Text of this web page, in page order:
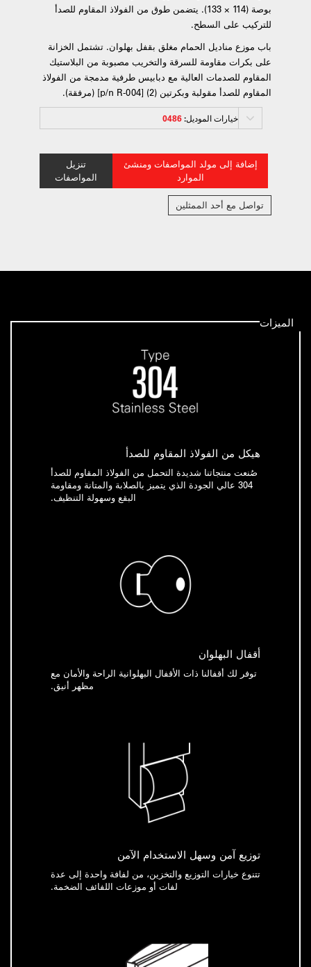
بوصة (114 × 133). يتضمن طوق من الفولاذ المقاوم للصدأ
للتركيب على السطح.
باب موزع مناديل الحمام مغلق بقفل بهلوان. تشتمل الخزانة
على بكرات مقاومة للسرقة والتخريب مصبوبة من البلاستيك
المقاوم للصدمات العالية مع دبابيس طرفية مدمجة من الفولاذ
المقاوم للصدأ مقولبة وبكرتين (2) [p/n R-004] (مرفقة).
خيارات الموديل:0486
إضافة إلى مولد المواصفات ومنشئ
الموارد
تنزيل
المواصفات
تواصل مع أحد الممثلين
الميزات
هيكل من الفولاذ المقاوم للصدأ
صُنعت منتجاتنا شديدة التحمل من الفولاذ المقاوم للصدأ
304 عالي الجودة الذي يتميز بالصلابة والمتانة ومقاومة
البقع وسهولة التنظيف.
أقفال البهلوان
توفر لك أقفالنا ذات الأقفال البهلوانية الراحة والأمان مع
مظهر أنيق.
توزيع آمن وسهل الاستخدام الآمن
تتنوع خيارات التوزيع والتخزين، من لفافة واحدة إلى عدة
لفات أو موزعات اللفائف الضخمة.